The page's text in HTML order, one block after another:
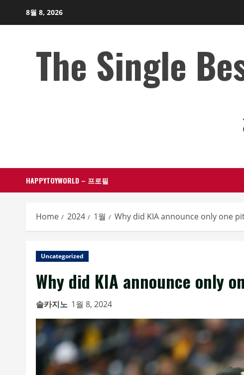
8월 8, 2026
The Single
HAPPYTOYWORLD – 프로필
Home 2024 1월 Why did KIA announce only one
Uncategorized
Why did KIA announce only
솔카지노 1월 8, 2024